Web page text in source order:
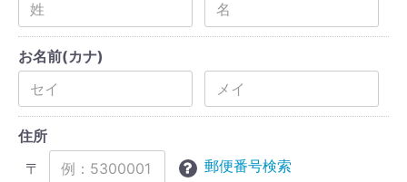
お名前(カナ)
住所
〒
郵便番号検索